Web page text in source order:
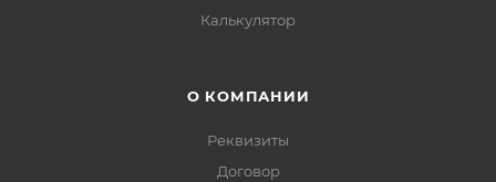
Калькулятор
О КОМПАНИИ
Реквизиты
Договор